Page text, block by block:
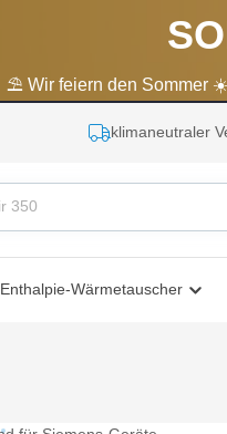
⛱️ Wir feiern den Sommer
klimaneutraler
Enthalpie-Wärmetauscher